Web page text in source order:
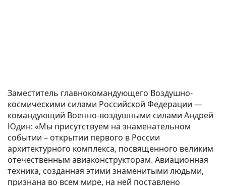
Заместитель главнокомандующего Воздушно-
космическими силами Российской Федерации —
командующий Военно-воздушными силами Андрей
Юдин: «Мы присутствуем на знаменательном
событии – открытии первого в России
архитектурного комплекса, посвященного великим
отечественным авиаконструкторам. Авиационная
техника, созданная этими знаменитыми людьми,
признана во всем мире, на ней поставлено